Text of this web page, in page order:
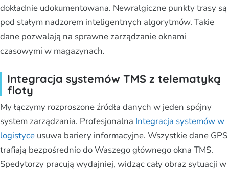
dokładnie udokumentowana. Newralgiczne punkty trasy są
pod stałym nadzorem inteligentnych algorytmów. Takie
dane pozwalają na sprawne zarządzanie oknami
czasowymi w magazynach.
Integracja systemów TMS z telematyką
floty
My łączymy rozproszone źródła danych w jeden spójny
system zarządzania. Profesjonalna Integracja systemów w
logistyce usuwa bariery informacyjne. Wszystkie dane GPS
trafiają bezpośrednio do Waszego głównego okna TMS.
Spedytorzy pracują wydajniej, widząc cały obraz sytuacji w